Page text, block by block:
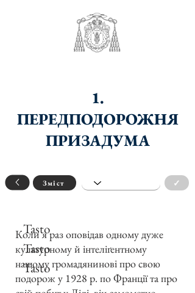
1.
ПЕРЕДПОДОРОЖНЯ
ПРИЗАДУМА
Зміст ✓
Коли я раз оповідав одному дуже
культурному й інтеліґентному
нашому громадянинові про свою
подорож у 1928 р. по Франції та про
Tasto
Tasto
Tasto